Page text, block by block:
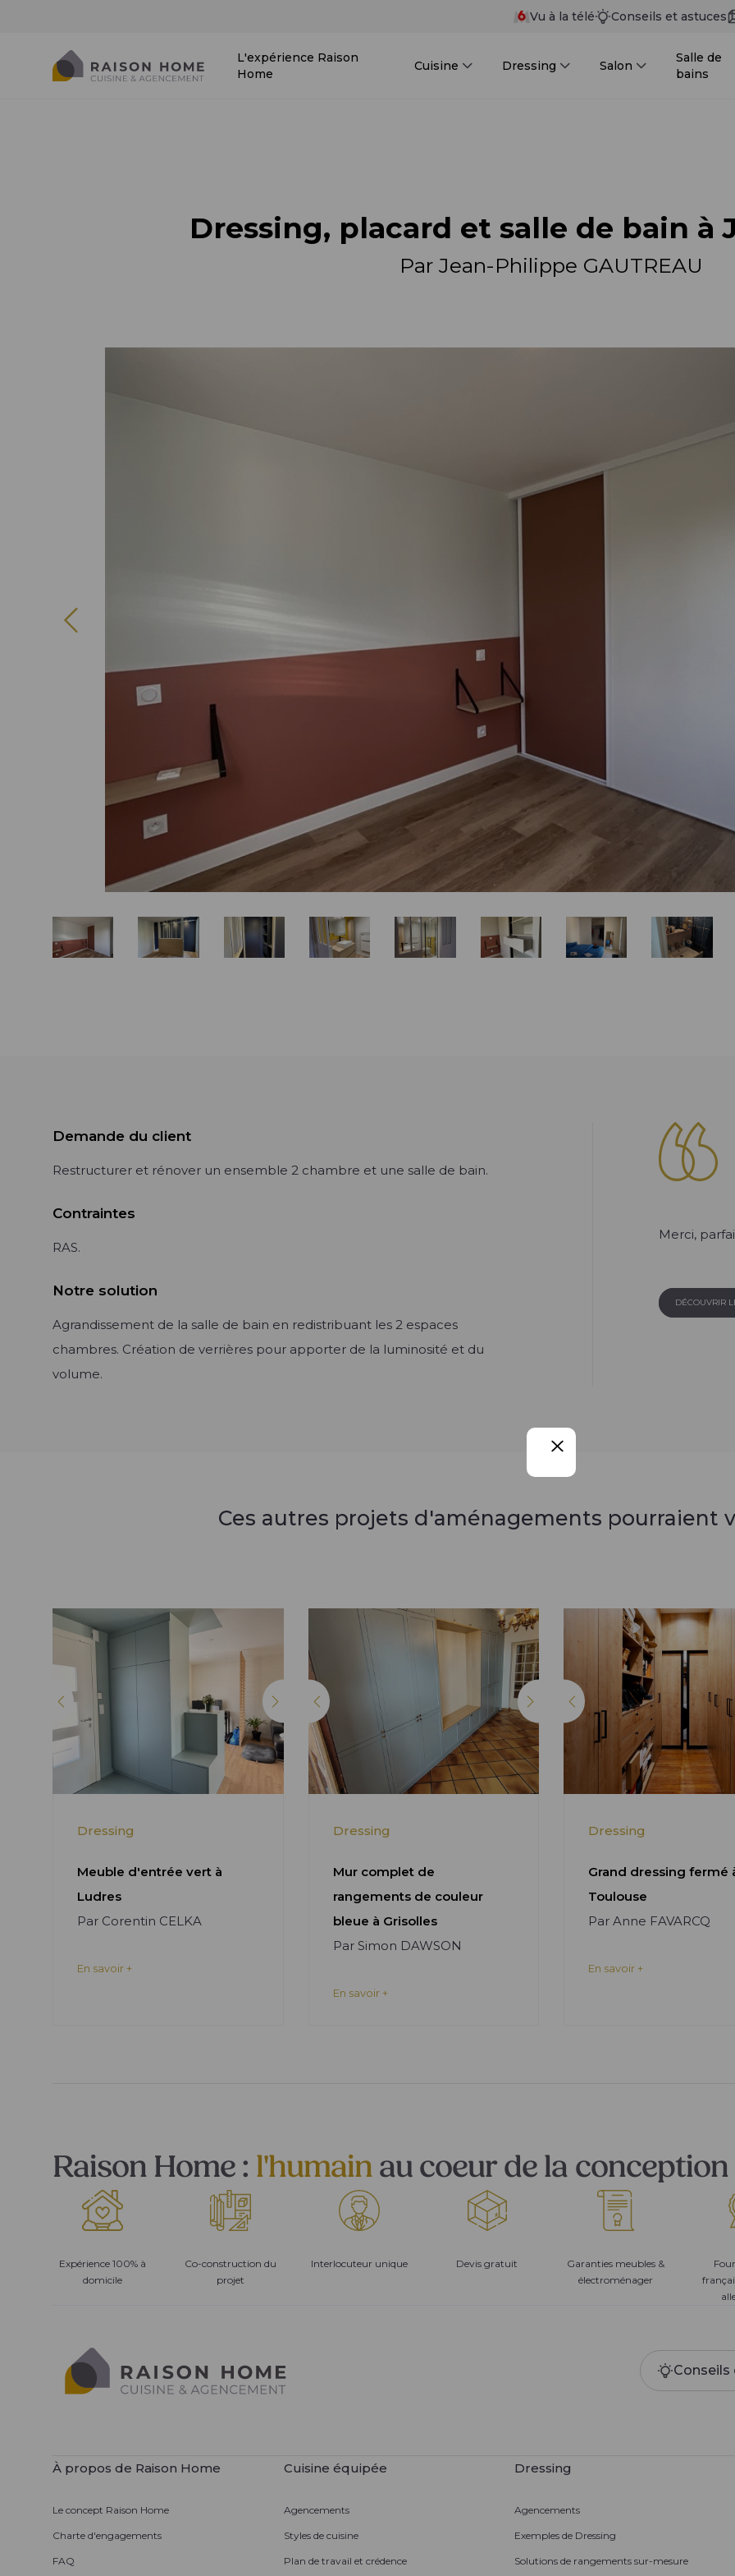
Vu à la télé Conseils et astuces
L'expérience Raison
Home
Cuisine Dressing Salon
Salle de
bains
Dressing, placard et salle de bain à
Par Jean-Philippe GAUTREAU
Demande du client
Restructurer et rénover un ensemble 2 chambre et une salle de bain.
Contraintes
RAS.
Notre solution
Agrandissement de la salle de bain en redistribuant les 2 espaces
chambres. Création de verrières pour apporter de la luminosité et du
volume.
Merci,
DÉCOUVRIR
Ces autres projets d'aménagements pourraient
Dressing
Meuble d'entrée vert à
Ludres
Par Corentin CELKA
En savoir +
Dressing
Mur complet de
rangements de couleur
bleue à Grisolles
Par Simon DAWSON
En savoir +
Dressing
Grand dressing fermé
Toulouse
Par Anne FAVARCQ
En savoir +
Raison Home : l'humainau coeur de la
Expérience 100% à
domicile
Co-construction du
projet
Interlocuteur unique Devis gratuit
Garanties meubles &
électroménager
Conseils
À propos de Raison Home
Le concept Raison Home
Charte d'engagements
FAQ
Cuisine équipée
Agencements
Styles de cuisine
Plan de travail et crédence
Dressing
Agencements
Exemples de Dressing
Solutions de rangements sur-mesure